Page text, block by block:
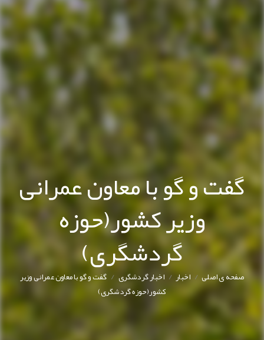
گفت و گو با معاون عمرانی
وزیر کشور(حوزه
گردشگری)
صفحه ی اصلی/ اخبار/ اخبار گردشگری/ گفت و گو با معاون عمرانی وزیر
کشور(حوزه گردشگری)